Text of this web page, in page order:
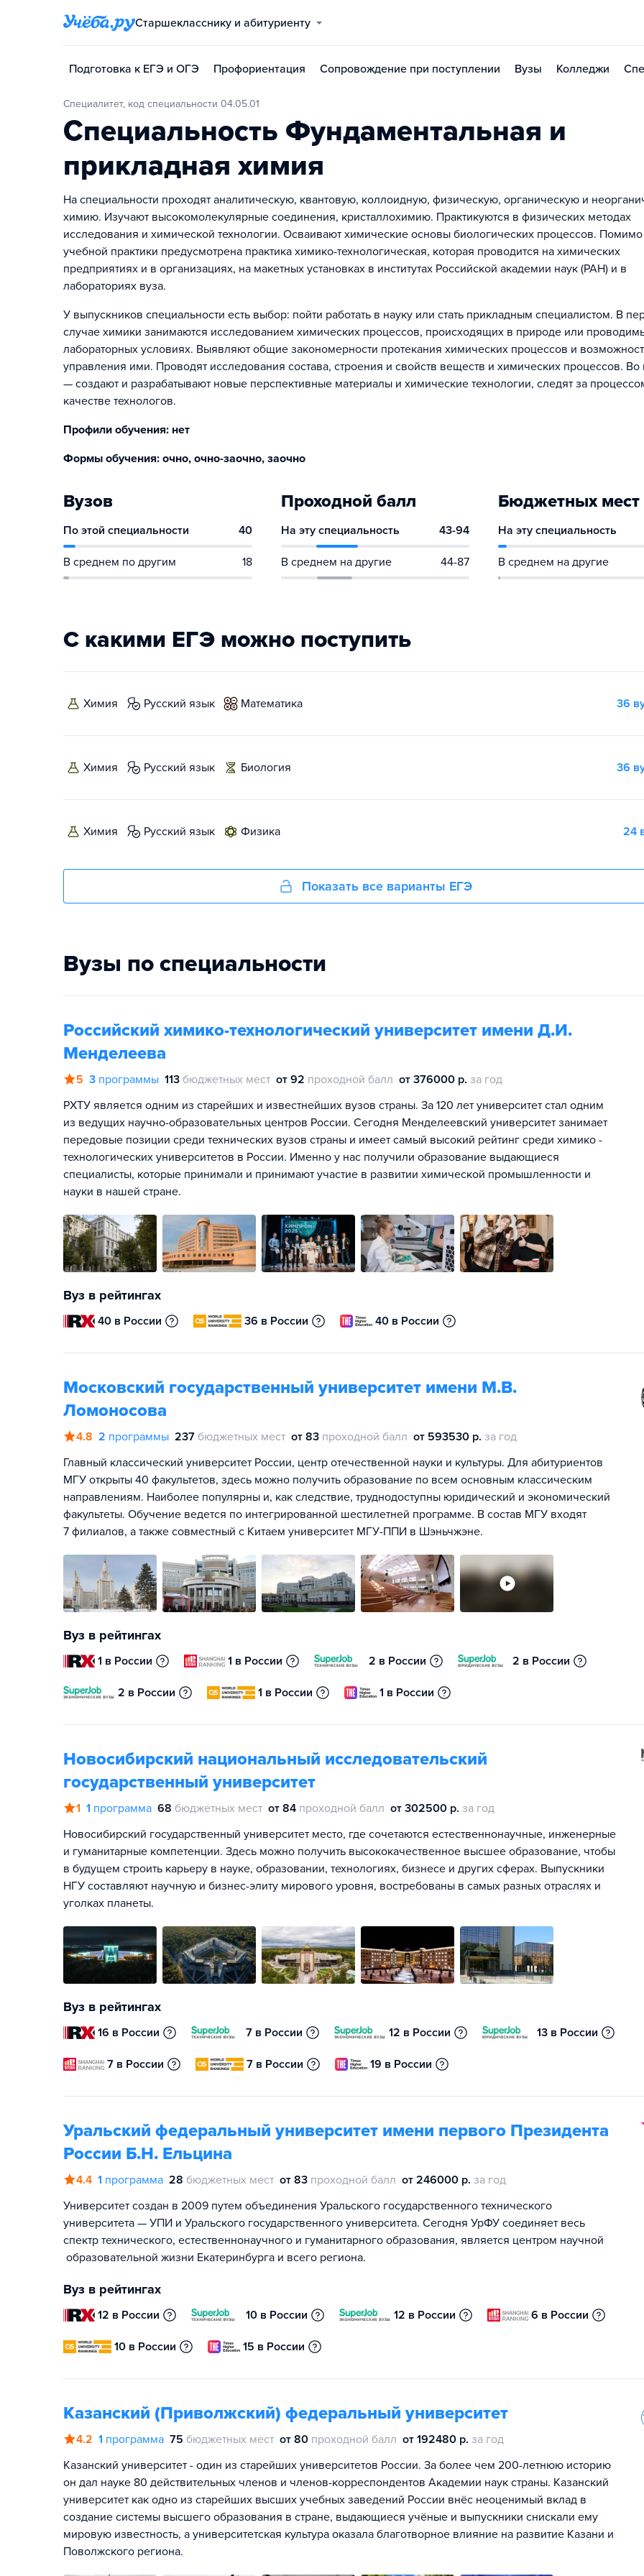
Старшекласснику и абитуриенту
Подготовка к ЕГЭ и ОГЭ Профориентация Сопровождение при поступлении Вузы Колледжи
Специалитет, код специальности 04.05.01
Специальность Фундаментальная и
прикладная химия
На специальности проходят аналитическую, квантовую, коллоидную, физическую, органическую и
химию. Изучают высокомолекулярные соединения, кристаллохимию. Практикуются в физических методах
исследования и химической технологии. Осваивают химические основы биологических процессов. Помимо
учебной практики предусмотрена практика химико-технологическая, которая проводится на химических
предприятиях и в организациях, на макетных установках в институтах Российской академии наук (РАН) и в
лабораториях вуза.
У выпускников специальности есть выбор: пойти работать в науку или стать прикладным специалистом. В
случае химики занимаются исследованием химических процессов, происходящих в природе или
лабораторных условиях. Выявляют общие закономерности протекания химических процессов и
управления ими. Проводят исследования состава, строения и свойств веществ и химических процессов. Во
— создают и разрабатывают новые перспективные материалы и химические технологии, следят за
качестве технологов.
Профили обучения: нет
Формы обучения: очно, очно-заочно, заочно
Вузов
По этой специальности 40
В среднем по другим 18
Проходной балл
На эту специальность 43-94
В среднем на другие 44-87
Бюджетных мест
На эту специальность
В среднем на другие
С какими ЕГЭ можно поступить
химия русский язык математика 36
химия русский язык биология 36
химия русский язык физика 24
Показать все варианты ЕГЭ
Вузы по специальности
Российский химико-технологический университет имени Д.И.
Менделеева
5 3 программы 113 бюджетных мест от 92 проходной балл от 376000 р. за год
РХТУ является одним из старейших и известнейших вузов страны. За 120 лет университет стал одним
из ведущих научно-образовательных центров России. Сегодня Менделеевский университет занимает
передовые позиции среди технических вузов страны и имеет самый высокий рейтинг среди химико -
технологических университетов в России. Именно у нас получили образование выдающиеся
специалисты, которые принимали и принимают участие в развитии химической промышленности и
науки в нашей стране.
Вуз в рейтингах
40 в России 36 в России 40 в России
Московский государственный университет имени М.В.
Ломоносова
4.8 2 программы 237 бюджетных мест от 83 проходной балл от 593530 р. за год
Главный классический университет России, центр отечественной науки и культуры. Для абитуриентов
МГУ открыты 40 факультетов, здесь можно получить образование по всем основным классическим
направлениям. Наиболее популярны и, как следствие, труднодоступны юридический и экономический
факультеты. Обучение ведется по интегрированной шестилетней программе. В состав МГУ входят
7 филиалов, а также совместный с Китаем университет МГУ-ППИ в Шэньчжэне.
Вуз в рейтингах
1 в России 1 в России 2 в России 2 в России
2 в России 1 в России 1 в России
Новосибирский национальный исследовательский
государственный университет
1 1 программа 68 бюджетных мест от 84 проходной балл от 302500 р. за год
Новосибирский государственный университет место, где сочетаются естественнонаучные, инженерные
и гуманитарные компетенции. Здесь можно получить высококачественное высшее образование, чтобы
в будущем строить карьеру в науке, образовании, технологиях, бизнесе и других сферах. Выпускники
НГУ составляют научную и бизнес-элиту мирового уровня, востребованы в самых разных отраслях и
уголках планеты.
Вуз в рейтингах
16 в России 7 в России 12 в России 13 в России
7 в России 7 в России 19 в России
Уральский федеральный университет имени первого Президента
России Б.Н. Ельцина
4.4 1 программа 28 бюджетных мест от 83 проходной балл от 246000 р. за год
Университет создан в 2009 путем объединения Уральского государственного технического
университета — УПИ и Уральского государственного университета. Сегодня УрФУ соединяет весь
спектр технического, естественнонаучного и гуманитарного образования, является центром научной
образовательной жизни Екатеринбурга и всего региона.
Вуз в рейтингах
12 в России 10 в России 12 в России 6 в России
10 в России 15 в России
Казанский (Приволжский) федеральный университет
4.2 1 программа 75 бюджетных мест от 80 проходной балл от 192480 р. за год
Казанский университет - один из старейших университетов России. За более чем 200-летнюю историю
он дал науке 80 действительных членов и членов-корреспондентов Академии наук страны. Казанский
университет как одно из старейших высших учебных заведений России внёс неоценимый вклад в
создание системы высшего образования в стране, выдающиеся учёные и выпускники снискали ему
мировую известность, а университетская культура оказала благотворное влияние на развитие Казани и
Поволжского региона.